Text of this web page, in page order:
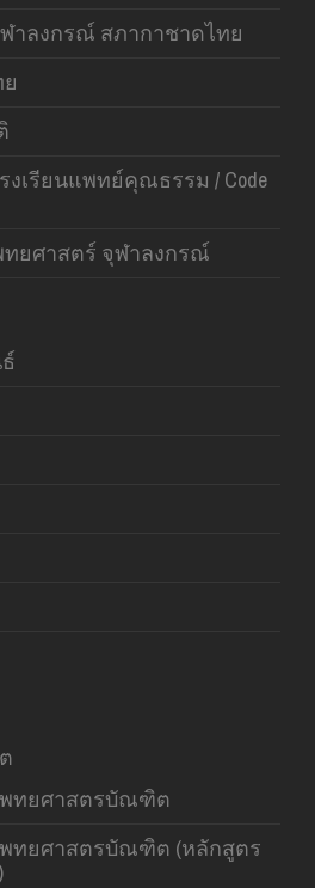
าลงกรณ์ สภากาชาดไทย
งเรียนแพทย์คุณธรรม / Code
ยศาสตร์ จุฬาลงกรณ์
ทยศาสตรบัณฑิต
ทยศาสตรบัณฑิต (หลักสูตร